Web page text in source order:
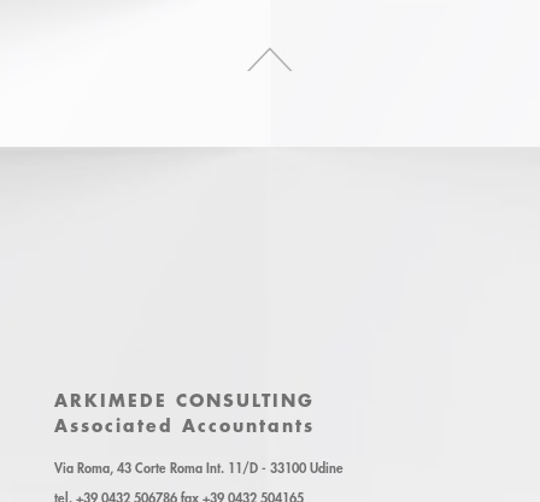
ARKIMEDE CONSULTING
Associated Accountants
Via Roma, 43 Corte Roma Int. 11/D - 33100 Udine
tel. +39 0432 506786 fax +39 0432 504165